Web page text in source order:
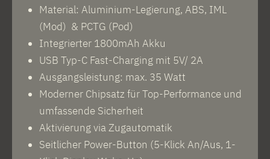
Material: Aluminium-Legierung, ABS, IML
(Mod) & PCTG (Pod)
Integrierter 1800mAh Akku
USB Typ-C Fast-Charging mit 5V/ 2A
Ausgangsleistung: max. 35 Watt
Moderner Chipsatz für Top-Performance und
umfassende Sicherheit
Aktivierung via Zugautomatik
Seitlicher Power-Button (5-Klick An/Aus, 1-